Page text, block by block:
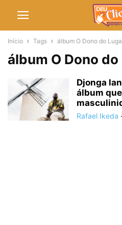
Início Tags álbum O Dono do
álbum O Dono
Djonga
álbum
Rafael Ikeda